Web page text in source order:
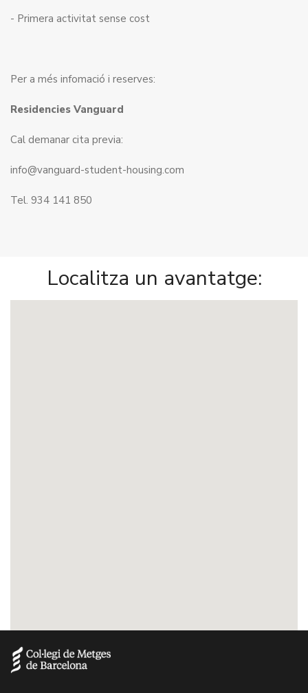
- Primera activitat sense cost
Per a més infomació i reserves:
Residencies Vanguard
Cal demanar cita previa:
info@vanguard-student-housing.com
Tel. 934 141 850
Localitza un avantatge: